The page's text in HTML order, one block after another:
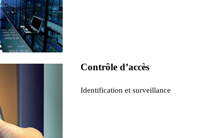
Contrôle d’accès
Identification et surveillance